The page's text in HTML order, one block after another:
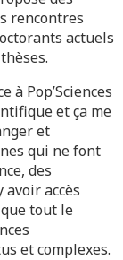
rencontres
actuels
à Pop’Sciences
et ça me
et
qui ne font
des
avoir accès
tout le
et complexes.